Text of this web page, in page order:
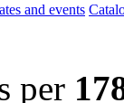
and events
per